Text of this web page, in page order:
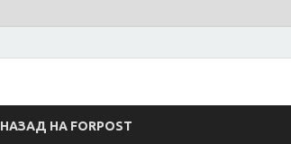
НАЗАД НА FORPOST